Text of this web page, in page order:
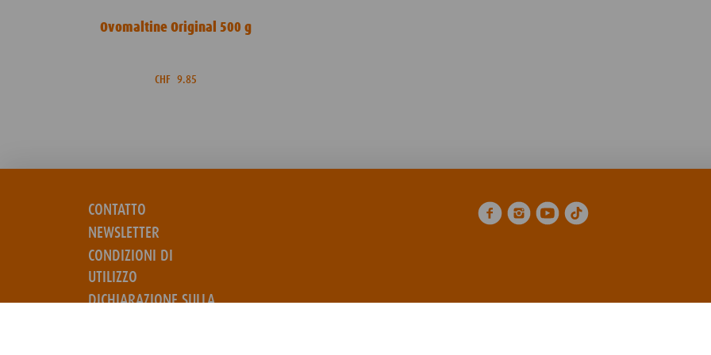
Ovomaltine Original 500 g
CHF9.85
CONTATTO
NEWSLETTER
CONDIZIONI DI
UTILIZZO
DICHIARAZIONE SULLA